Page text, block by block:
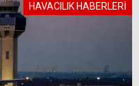
HAVACILIK HABERLERİ